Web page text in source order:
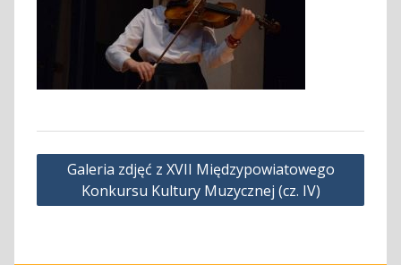
Nawigacja
wpisu
Galeria zdjęć z XVII Międzypowiatowego
Konkursu Kultury Muzycznej (cz. IV)